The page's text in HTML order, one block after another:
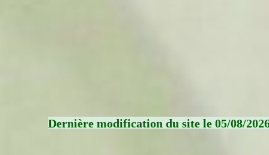
Dernière modification du site le 05/08/